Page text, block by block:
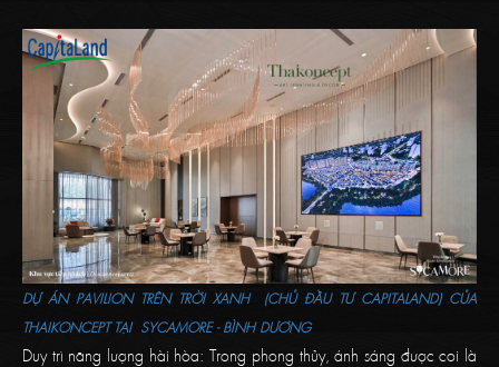
DỰ ÁN PAVILION TRÊN TRỜI XANH (CHỦ ĐẦU TƯ CAPITALAND) CỦA
THAIKONCEPT TẠI SYCAMORE - BÌNH DƯƠNG
Duy trì năng lượng hài hòa: Trong phong thủy, ánh sáng được coi là